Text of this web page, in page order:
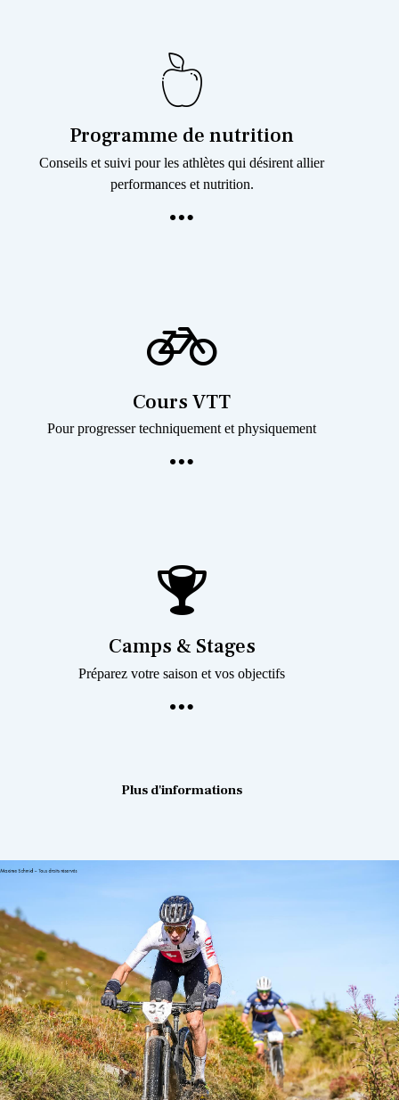
Programme de nutrition
Conseils et suivi pour les athlètes qui désirent allier
performances et nutrition.
Cours VTT
Pour progresser techniquement et physiquement
Camps & Stages
Préparez votre saison et vos objectifs
Plus d'informations